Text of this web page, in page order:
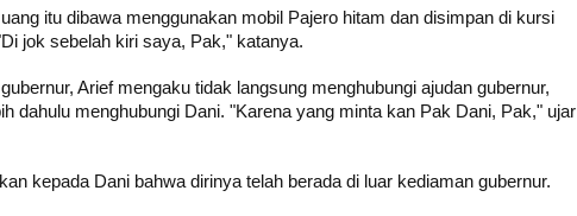
itu dibawa menggunakan mobil Pajero hitam dan disimpan di kursi
jok sebelah kiri saya, Pak," katanya.
Arief mengaku tidak langsung menghubungi ajudan gubernur,
dahulu menghubungi Dani. "Karena yang minta kan Pak Dani, Pak," ujar
kepada Dani bahwa dirinya telah berada di luar kediaman gubernur.